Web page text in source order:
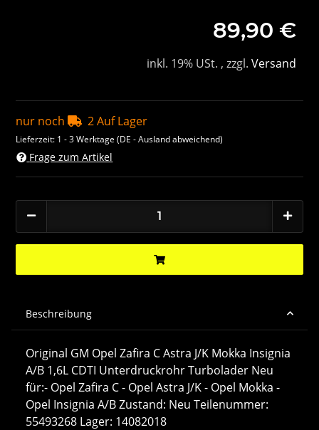
89,90 €
inkl. 19% USt. , zzgl. Versand
nur noch 2 Auf Lager
Lieferzeit: 1 - 3 Werktage(DE - Ausland abweichend)
Frage zum Artikel
Beschreibung
Original GM Opel Zafira C Astra J/K Mokka Insignia
A/B 1,6L CDTI Unterdruckrohr Turbolader Neu
für:- Opel Zafira C - Opel Astra J/K - Opel Mokka -
Opel Insignia A/B Zustand: Neu Teilenummer:
55493268 Lager: 14082018